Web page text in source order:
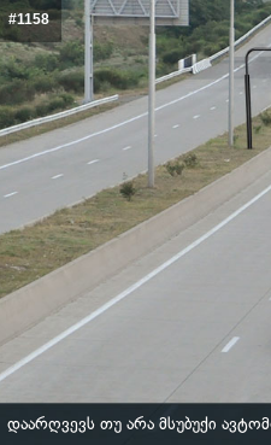
#1158
დაარღვევს თუ არა მსუბუქი